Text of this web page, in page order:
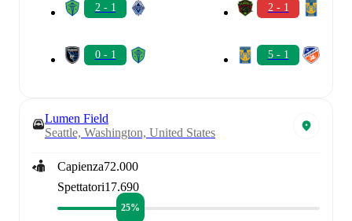
2 - 1
0 - 1
2 - 1
5 - 1
Lumen Field
Seattle, Washington, United States
Capienza72.000
Spettatori17.690
25%